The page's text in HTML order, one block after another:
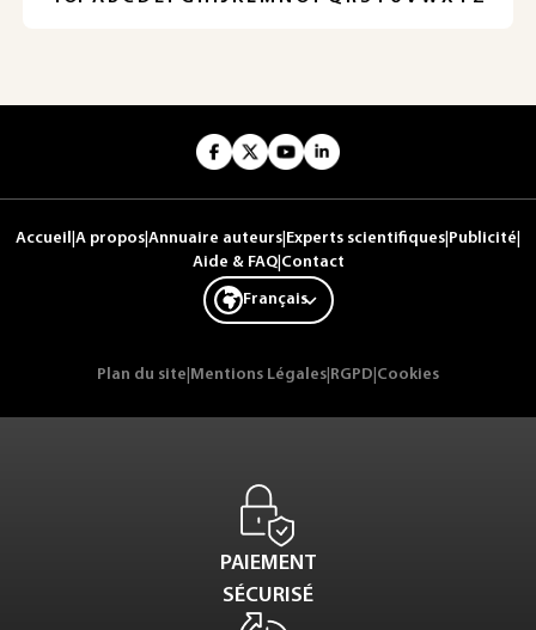
Accueil A propos Annuaire auteurs Experts scientifiques Publicité
Aide & FAQ| Contact
Français
Plan du site Mentions Légales RGPD Cookies
PAIEMENT
SÉCURISÉ